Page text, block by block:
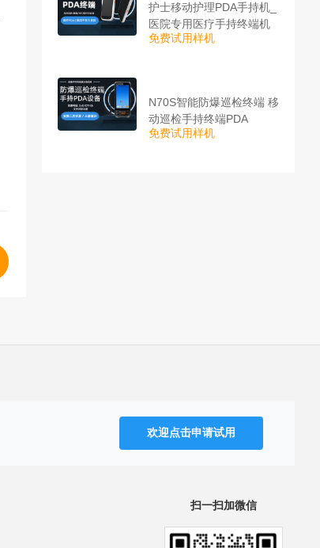
护士移动护理PDA手持机_
医院专用医疗手持终端机
免费试用样机
N70S智能防爆巡检终端 移
动巡检手持终端PDA
免费试用样机
欢迎点击申请试用
扫一扫加微信